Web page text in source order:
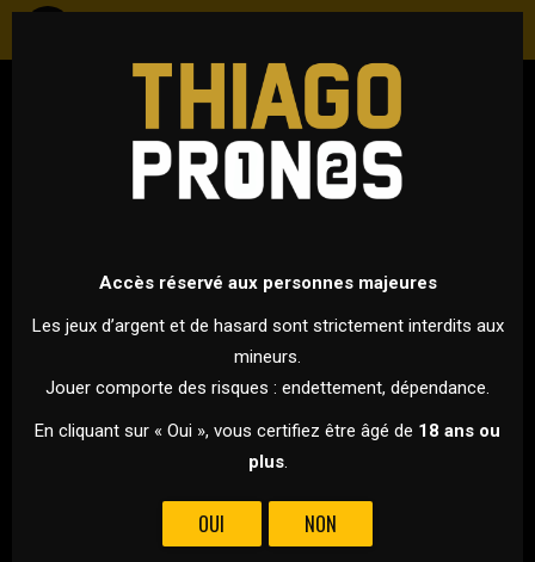
HOCKEY
NHL - SAISON RÉGULIÈRE
15 FÉVRIER 2023 À 01H30
ISLANDERS
VS
LES ISLANDERS REÇOIVENT OTTAWA
Les Isles reçoivent ottawa sur leur glace.
Accès réservé aux personnes majeures
Les jeux d’argent et de hasard sont strictement interdits aux
mineurs.
Jouer comporte des risques : endettement, dépendance.
En cliquant sur « Oui », vous certifiez être âgé de 18 ans ou
plus.
OUI NON